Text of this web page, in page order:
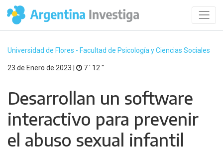
Universidad de Flores - Facultad de Psicología y Ciencias Sociales
23 de Enero de 2023 | 7 ′ 12 ′′
Desarrollan un software
interactivo para prevenir
el abuso sexual infantil